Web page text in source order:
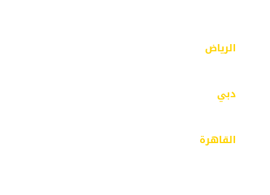
الرياض
دبي
مبنى 43 – بر دبي- الفهيدي
القاهرة